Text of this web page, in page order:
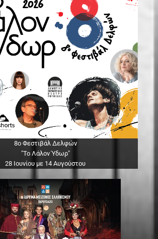
8ο Φεστιβάλ Δελφών
"Το Λάλον Ύδωρ"
28 Ιουνίου με 14 Αυγούστου